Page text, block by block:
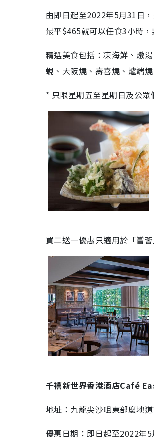
由即日起至2022年5月31日
最平$465就可以任食3小時，
精選美食包括：凍海鮮、燉
蜆、大阪燒、壽喜燒、爐端
* 只限星期五至星期日及公眾
買二送一優惠只適用於「嘗
千禧新世界香港酒店Café
地址：九龍尖沙咀東部麼地
優惠日期：即日起至2022年5